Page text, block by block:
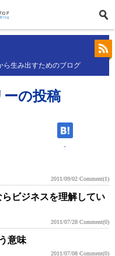
ら生み出すためのブログ
ーの投稿
-
2011/09/02 Comment(1)
ビジネスを理解してい
2011/07/28 Comment(0)
意味
2011/07/08 Comment(0)